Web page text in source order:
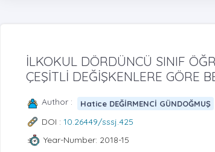
İLKOKUL DÖRDÜNCÜ SINIF
ÇEŞİTLİ DEĞİŞKENLERE GÖRE
Author : Hatice DEĞİRMENCİ GÜNDOĞMUŞ
DOI : 10.26449/sssj.425
Year-Number: 2018-15